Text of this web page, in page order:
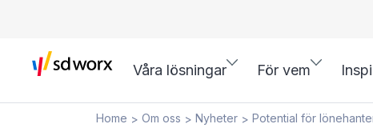
Våra lösningar För vem
Home > Om oss > Nyheter > Potential för